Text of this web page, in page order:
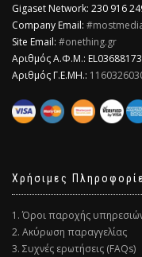
Gigaset Network: 230 916
Company Email:
Site Email: #onething.gr
Αριθμός Α.Φ.Μ.:
Αριθμός Γ.Ε.ΜΗ.:
Χρήσιμες
1. Όροι παροχής
2. Ακύρωση παραγγελίας
3. Συχνές ερωτήσεις (FAQs)